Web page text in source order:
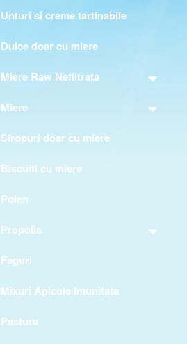
Unturi si creme tartinabile
Dulce doar cu miere
Miere Raw Nefiltrata
Miere
Siropuri doar cu miere
Biscuiti cu miere
Polen
Propolis
Faguri
Mixuri Apicole Imunitate
Pastura